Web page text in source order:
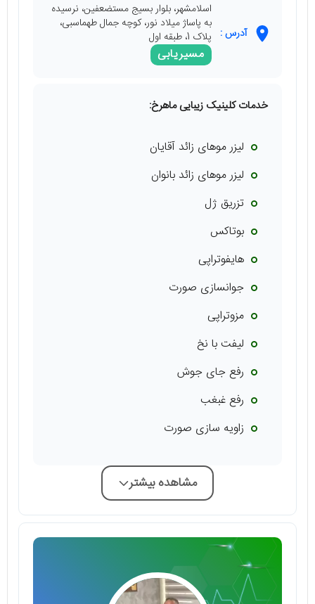
آدرس :
اسلامشهر، بلوار بسیج مستضعفین، نرسیده
به پاساژ میلاد نور، کوچه جمال طهماسبی،
پلاک 1، طبقه اول
مسیریابی
خدمات کلینیک زیبایی ماهرخ:
لیزر موهای زائد آقایان
لیزر موهای زائد بانوان
تزریق ژل
بوتاکس
هایفوتراپی
جوانسازی صورت
مزوتراپی
لیفت با نخ
رفع جای جوش
رفع غبغب
زاویه سازی صورت
مشاهده بیشتر